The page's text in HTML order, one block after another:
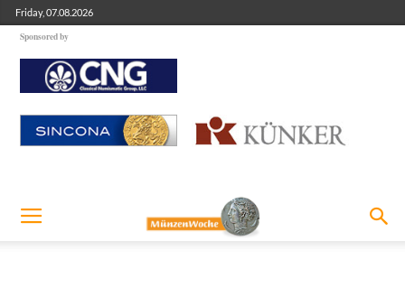
Friday, 07.08.2026
Sponsored by